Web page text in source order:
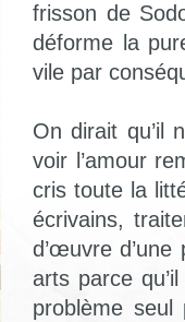
frisson de
déforme la
vile par
On dirait qu’il
voir l’amour
cris toute la
écrivains,
d’œuvre d’une
arts parce
problème